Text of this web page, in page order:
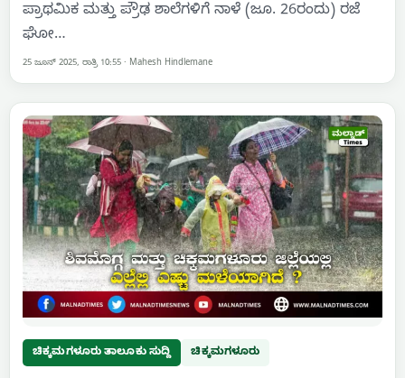
ಪ್ರಾಥಮಿಕ ಮತ್ತು ಪ್ರೌಢ ಶಾಲೆಗಳಿಗೆ ನಾಳೆ (ಜೂ. 26ರಂದು) ರಜೆ
ಘೋ…
25 ಜೂನ್ 2025, ರಾತ್ರಿ 10:55 · Mahesh Hindlemane
ಚಿಕ್ಕಮಗಳೂರು ತಾಲೂಕು ಸುದ್ದಿ ಚಿಕ್ಕಮಗಳೂರು